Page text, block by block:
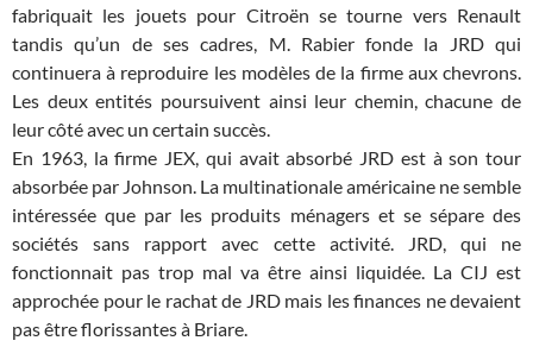
fabriquait les jouets pour Citroën se tourne vers Renault
tandis qu’un de ses cadres, M. Rabier fonde la JRD qui
continuera à reproduire les modèles de la firme aux chevrons.
Les deux entités poursuivent ainsi leur chemin, chacune de
leur côté avec un certain succès.
En 1963, la firme JEX, qui avait absorbé JRD est à son tour
absorbée par Johnson. La multinationale américaine ne semble
intéressée que par les produits ménagers et se sépare des
sociétés sans rapport avec cette activité. JRD, qui ne
fonctionnait pas trop mal va être ainsi liquidée. La CIJ est
approchée pour le rachat de JRD mais les finances ne devaient
pas être florissantes à Briare.